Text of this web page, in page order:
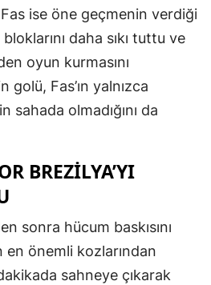
ise öne geçmenin verdiği
daha sıkı tuttu ve
oyun kurmasını
golü, Fas’ın yalnızca
sahada olmadığını da
BREZILYA’YI
sonra hücum baskısını
en önemli kozlarından
sahneye çıkarak